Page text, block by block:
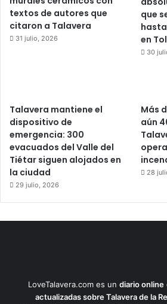
textos de autores que
citaron a Talavera
31 julio, 2026
que
en
30
Talavera mantiene el
dispositivo de
emergencia: 300
evacuados del Valle del
Tiétar siguen alojados en
la ciudad
29 julio, 2026
Más
aún
28
LoveTalavera.com es un diario online
actualizadas sobre Talavera de la